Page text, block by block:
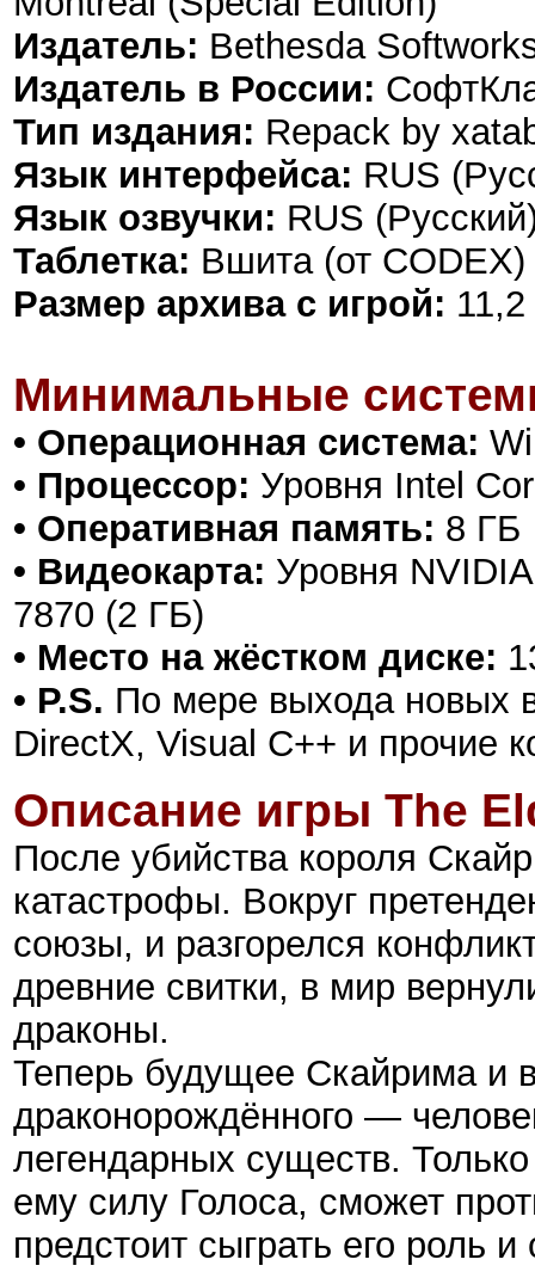
Издатель: Bethesda
Издатель в России:
Тип издания: Repack by
Язык интерфейса: RUS
Язык озвучки: RUS
Таблетка: Вшита (от CODEX)
Размер архива с игрой:
Минимальные
• Операционная система:
• Процессор: Уровня Intel
• Оперативная память: 8 ГБ
• Видеокарта: Уровня
7870 (2 ГБ)
• Место на жёстком диске:
• P.S. По мере выхода новых
DirectX, Visual C++ и прочие
Описание игры The
После убийства короля
катастрофы. Вокруг
союзы, и разгорелся
древние свитки, в мир
драконы.
Теперь будущее Скайрима и
драконорождённого —
легендарных существ.
ему силу Голоса, сможет
предстоит сыграть его роль